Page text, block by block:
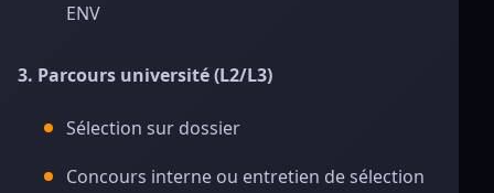
ENV
3. Parcours université (L2/L3)
Sélection sur dossier
Concours interne ou entretien de sélection